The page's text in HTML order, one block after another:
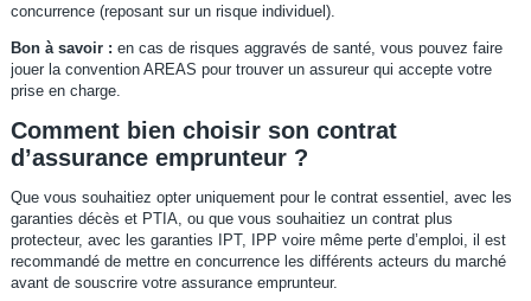
concurrence (reposant sur un risque individuel).
Bon à savoir : en cas de risques aggravés de santé, vous pouvez faire
jouer la convention AREAS pour trouver un assureur qui accepte votre
prise en charge.
Comment bien choisir son contrat
d’assurance emprunteur ?
Que vous souhaitiez opter uniquement pour le contrat essentiel, avec les
garanties décès et PTIA, ou que vous souhaitiez un contrat plus
protecteur, avec les garanties IPT, IPP voire même perte d’emploi, il est
recommandé de mettre en concurrence les différents acteurs du marché
avant de souscrire votre assurance emprunteur.